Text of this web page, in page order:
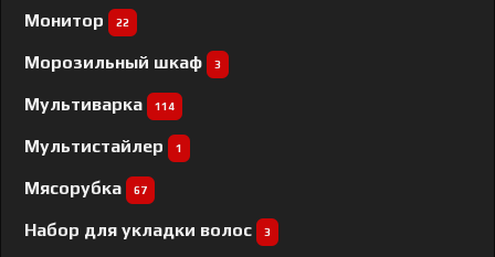
Монитор 22
Морозильный шкаф 3
Мультиварка 114
Мультистайлер 1
Мясорубка 67
Набор для укладки волос 3